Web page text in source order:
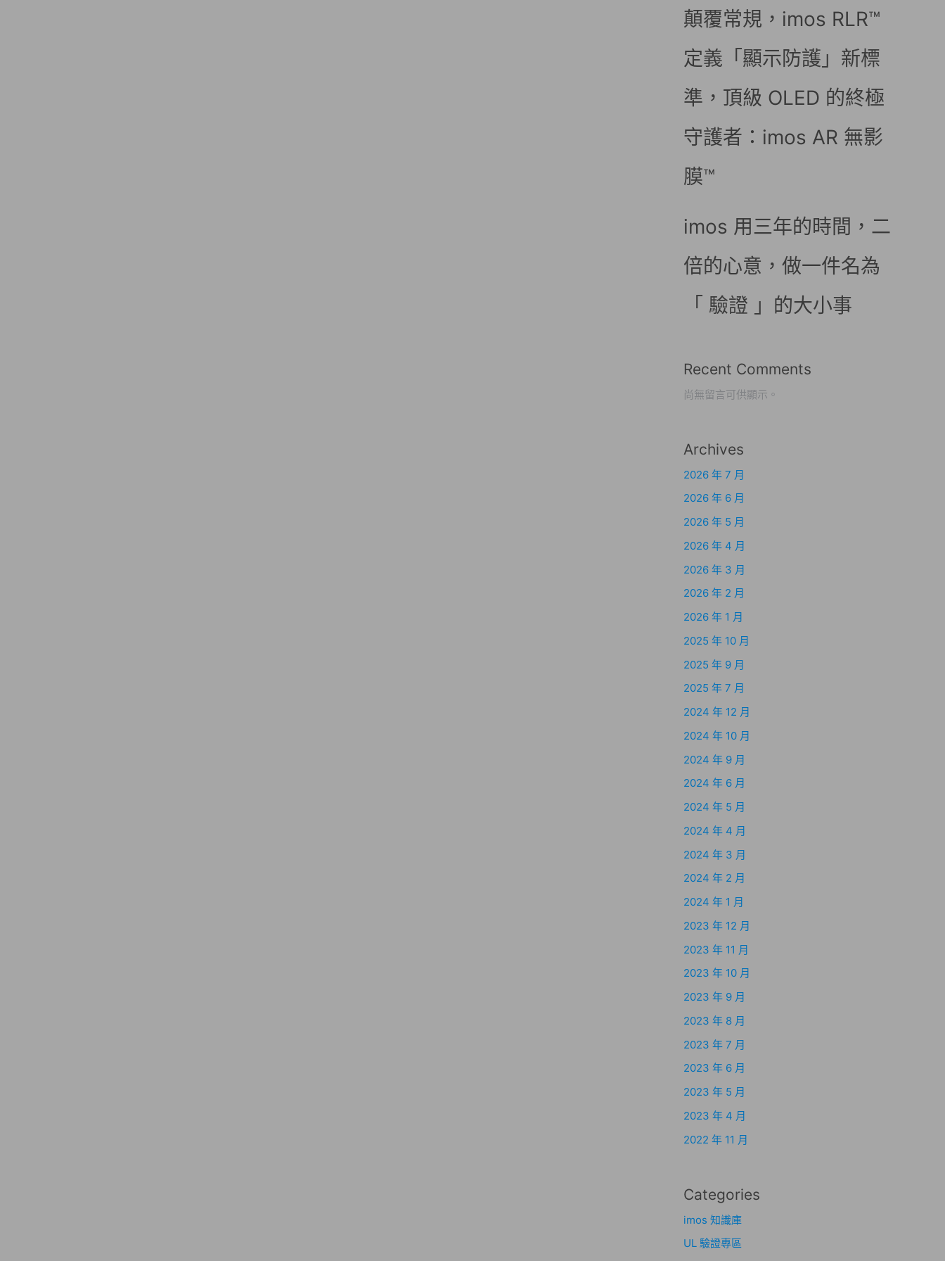
顛覆常規，imos RLR™
定義「顯示防護」新標
準，頂級 OLED 的終極
守護者：imos AR 無影
膜™
imos 用三年的時間，二
倍的心意，做一件名為
「 驗證 」的大小事
Recent Comments
尚無留言可供顯示。
Archives
2026 年 7 月
2026 年 6 月
2026 年 5 月
2026 年 4 月
2026 年 3 月
2026 年 2 月
2026 年 1 月
2025 年 10 月
2025 年 9 月
2025 年 7 月
2024 年 12 月
2024 年 10 月
2024 年 9 月
2024 年 6 月
2024 年 5 月
2024 年 4 月
2024 年 3 月
2024 年 2 月
2024 年 1 月
2023 年 12 月
2023 年 11 月
2023 年 10 月
2023 年 9 月
2023 年 8 月
2023 年 7 月
2023 年 6 月
2023 年 5 月
2023 年 4 月
2022 年 11 月
Categories
imos 知識庫
UL 驗證專區